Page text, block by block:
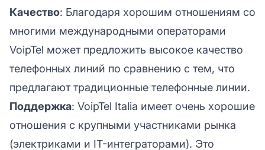
Качество: Благодаря хорошим отношениям со
многими международными операторами
VoipTel может предложить высокое качество
телефонных линий по сравнению с тем, что
предлагают традиционные телефонные линии.
Поддержка: VoipTel Italia имеет очень хорошие
отношения с крупными участниками рынка
(электриками и IT-интеграторами). Это